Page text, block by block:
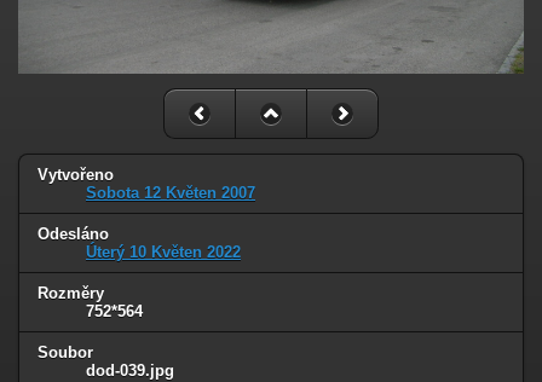
Vytvořeno
Sobota 12 Květen 2007
Odesláno
Úterý 10 Květen 2022
Rozměry
752*564
Soubor
dod-039.jpg